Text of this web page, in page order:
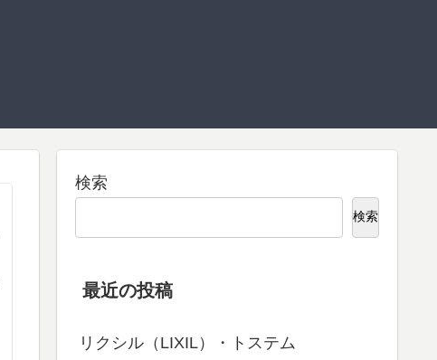
検索
検索
最近の投稿
リクシル（LIXIL）・トステム